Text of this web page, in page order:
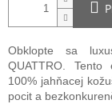
Obklopte sa
QUATTRO. Tento
100% jahňacej
pocit a